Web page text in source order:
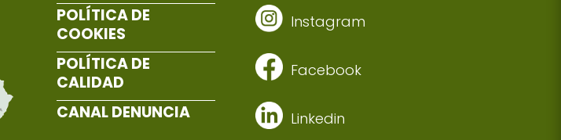
POLÍTICA DE
COOKIES
POLÍTICA DE
CALIDAD
CANAL DENUNCIA
Instagram
Facebook
Linkedin